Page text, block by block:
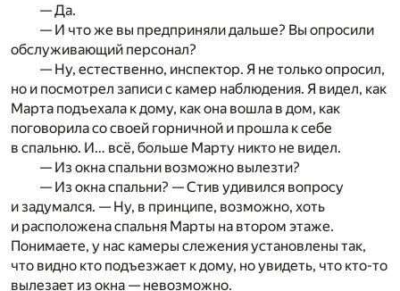
— Да.
— И что же вы предприняли дальше? Вы опросили
обслуживающий персонал?
— Ну, естественно, инспектор. Я не только опросил,
но и посмотрел записи с камер наблюдения. Я видел, как
Марта подъехала к дому, как она вошла в дом, как
поговорила со своей горничной и прошла к себе
в спальню. И… всё, больше Марту никто не видел.
— Из окна спальни возможно вылезти?
— Из окна спальни? — Стив удивился вопросу
и задумался. — Ну, в принципе, возможно, хоть
и расположена спальня Марты на втором этаже.
Понимаете, у нас камеры слежения установлены так,
что видно кто подъезжает к дому, но увидеть, что кто-то
вылезает из окна — невозможно.